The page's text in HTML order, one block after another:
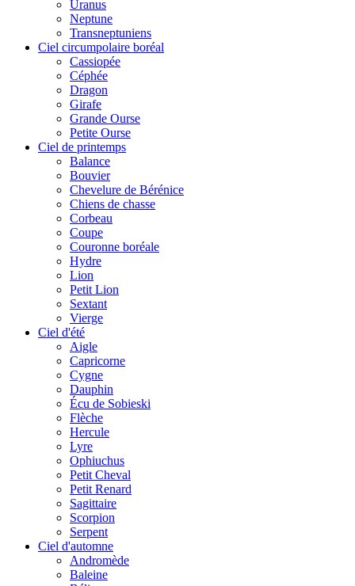
Uranus
Neptune
Transneptuniens
Ciel circumpolaire boréal
Cassiopée
Céphée
Dragon
Girafe
Grande Ourse
Petite Ourse
Ciel de printemps
Balance
Bouvier
Chevelure de Bérénice
Chiens de chasse
Corbeau
Coupe
Couronne boréale
Hydre
Lion
Petit Lion
Sextant
Vierge
Ciel d'été
Aigle
Capricorne
Cygne
Dauphin
Écu de Sobieski
Flèche
Hercule
Lyre
Ophiuchus
Petit Cheval
Petit Renard
Sagittaire
Scorpion
Serpent
Ciel d'automne
Andromède
Baleine